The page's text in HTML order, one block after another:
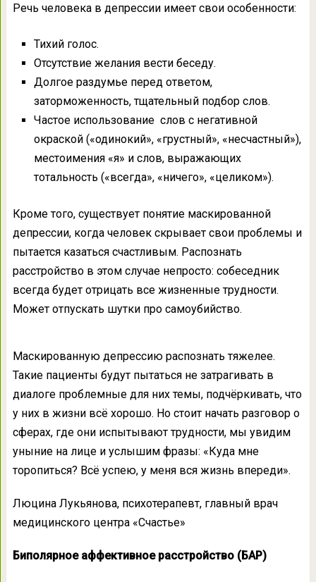
Речь человека в депрессии имеет свои особенности:
Тихий голос.
Отсутствие желания вести беседу.
Долгое раздумье перед ответом,
заторможенность, тщательный подбор слов.
Частое использование слов с негативной
окраской («одинокий», «грустный», «несчастный»),
местоимения «я» и слов, выражающих
тотальность («всегда», «ничего», «целиком»).
Кроме того, существует понятие маскированной
депрессии, когда человек скрывает свои проблемы и
пытается казаться счастливым. Распознать
расстройство в этом случае непросто: собеседник
всегда будет отрицать все жизненные трудности.
Может отпускать шутки про самоубийство.
Маскированную депрессию распознать тяжелее.
Такие пациенты будут пытаться не затрагивать в
диалоге проблемные для них темы, подчёркивать, что
у них в жизни всё хорошо. Но стоит начать разговор о
сферах, где они испытывают трудности, мы увидим
уныние на лице и услышим фразы: «Куда мне
торопиться? Всё успею, у меня вся жизнь впереди».
Люцина Лукьянова, психотерапевт, главный врач
медицинского центра «Счастье»
Биполярное аффективное расстройство (БАР)